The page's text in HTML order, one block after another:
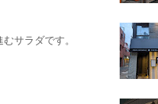
サラダです。